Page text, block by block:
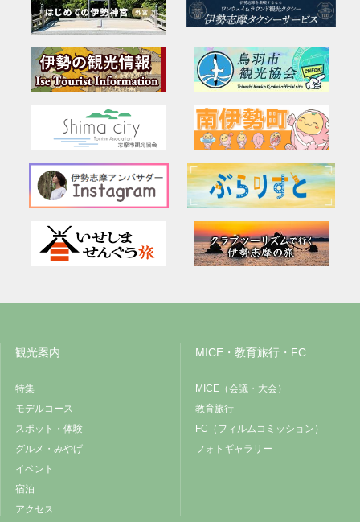
観光案内
特集
モデルコース
スポット・体験
グルメ・みやげ
イベント
宿泊
アクセス
MICE・教育旅行・FC
MICE（会議・大会）
教育旅行
FC（フィルムコミッション）
フォトギャラリー